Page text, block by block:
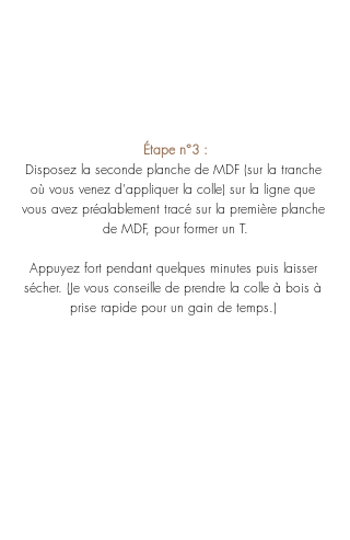
Étape n°3 :
Disposez la seconde planche de MDF (sur la tranche
où vous venez d'appliquer la colle) sur la ligne que
vous avez préalablement tracé sur la première planche
de MDF, pour former un T.
Appuyez fort pendant quelques minutes puis laisser
sécher. (Je vous conseille de prendre la colle à bois à
prise rapide pour un gain de temps.)